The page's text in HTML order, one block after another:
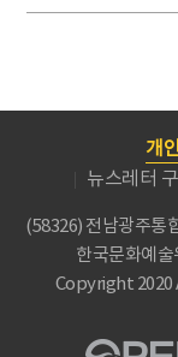
개
뉴스레터
(58326) 전남광주통
한국문화예술
Copyright 2020